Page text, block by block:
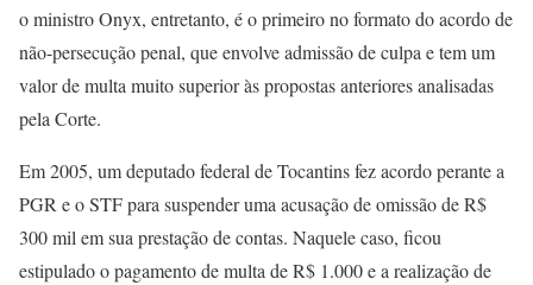
o ministro Onyx, entretanto, é o primeiro no formato do acordo de
não-persecução penal, que envolve admissão de culpa e tem um
valor de multa muito superior às propostas anteriores analisadas
pela Corte.
Em 2005, um deputado federal de Tocantins fez acordo perante a
PGR e o STF para suspender uma acusação de omissão de R$
300 mil em sua prestação de contas. Naquele caso, ficou
estipulado o pagamento de multa de R$ 1.000 e a realização de